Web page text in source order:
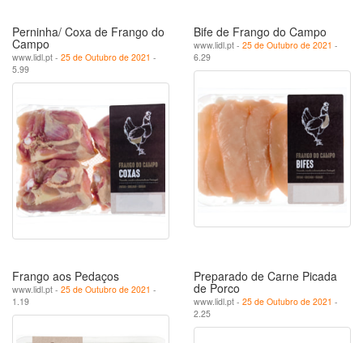
Perninha/ Coxa de Frango do
Campo
www.lidl.pt - 25 de Outubro de 2021 -
5.99
Bife de Frango do Campo
www.lidl.pt - 25 de Outubro de 2021 -
6.29
Frango aos Pedaços
www.lidl.pt - 25 de Outubro de 2021 -
1.19
Preparado de Carne Picada
de Porco
www.lidl.pt - 25 de Outubro de 2021 -
2.25